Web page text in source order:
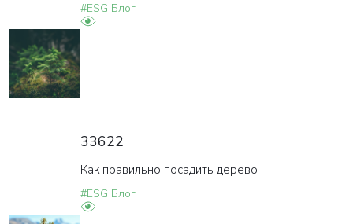
#ESG Блог
33622
Как правильно посадить дерево
#ESG Блог